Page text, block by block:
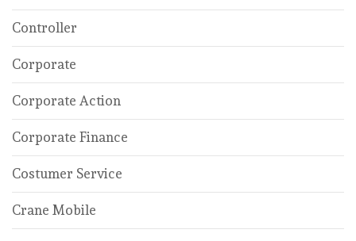
Controller
Corporate
Corporate Action
Corporate Finance
Costumer Service
Crane Mobile